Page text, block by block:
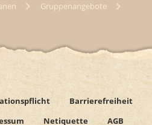
Gruppenangebote
Barrierefreiheit
Netiquette
AGB